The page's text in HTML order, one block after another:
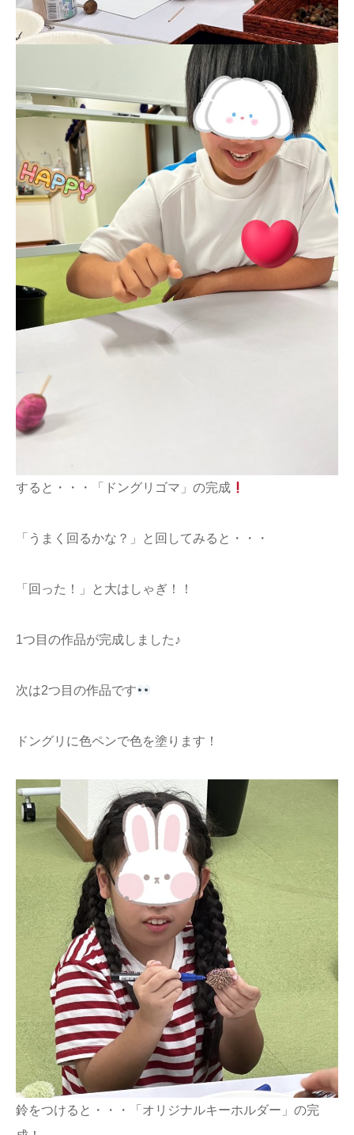
すると・・・「ドングリゴマ」の完成
「うまく回るかな？」と回してみると・・・
「回った！」と大はしゃぎ！！
1つ目の作品が完成しました♪
次は2つ目の作品です
ドングリに色ペンで色を塗ります！
鈴をつけると・・・「オリジナルキーホルダー」の完